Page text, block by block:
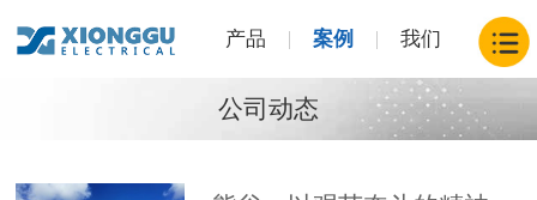
产品 案例 我们
公司动态